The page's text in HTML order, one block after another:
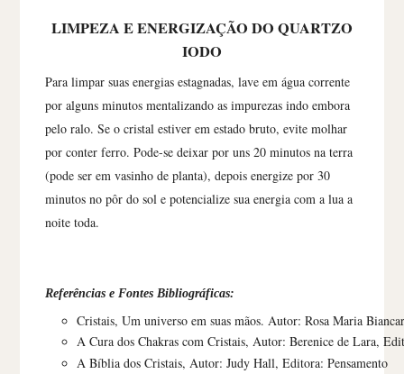
LIMPEZA E ENERGIZAÇÃO DO QUARTZO
IODO
Para limpar suas energias estagnadas, lave em água corrente
por alguns minutos mentalizando as impurezas indo embora
pelo ralo. Se o cristal estiver em estado bruto, evite molhar
por conter ferro. Pode-se deixar por uns 20 minutos na terra
(pode ser em vasinho de planta), depois energize por 30
minutos no pôr do sol e potencialize sua energia com a lua a
noite toda.
Referências e Fontes Bibliográficas:
Cristais, Um universo em suas mãos. Autor: Rosa Maria
A Cura dos Chakras com Cristais, Autor: Berenice de Lara,
A Bíblia dos Cristais, Autor: Judy Hall, Editora: Pensamento